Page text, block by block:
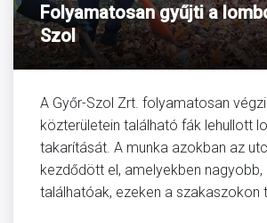
Folyamatosan gyűjti a
Szol
A Győr-Szol Zrt. folyamatosan
közterületein található fák lehullott
takarítását. A munka azokban az
kezdődött el, amelyekben nagyobb,
találhatóak, ezeken a szakaszokon